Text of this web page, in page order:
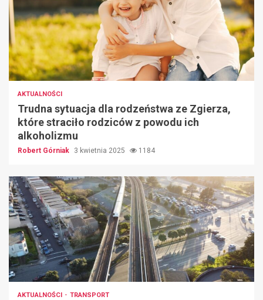
AKTUALNOŚCI
Trudna sytuacja dla rodzeństwa ze Zgierza,
które straciło rodziców z powodu ich
alkoholizmu
Robert Górniak 3 kwietnia 2025 1184
AKTUALNOŚCI TRANSPORT